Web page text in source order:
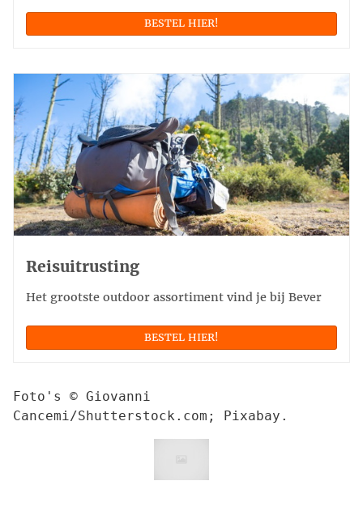
BESTEL HIER!
Reisuitrusting
Het grootste outdoor assortiment vind je bij Bever
BESTEL HIER!
Foto's © Giovanni
Cancemi/Shutterstock.com; Pixabay.